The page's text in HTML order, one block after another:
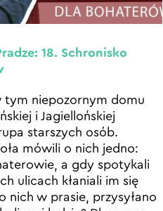
18. Schronisko
tym niepozornym domu
i Jagiellońskiej
starszych osób.
mówili o nich jedno:
a gdy spotykali
ulicach kłaniali im się
nich w prasie, przysyłano